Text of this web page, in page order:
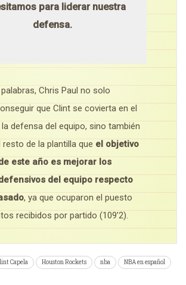
para liderar nuestra
defensa.
Chris Paul no solo
que Clint se covierta en el
la defensa del equipo, sino también
de la plantilla que el objetivo
este año es mejorar los
del equipo respecto
, ya que ocuparon el puesto
recibidos por partido (109’2).
Capela Houston Rockets nba
NBA en español